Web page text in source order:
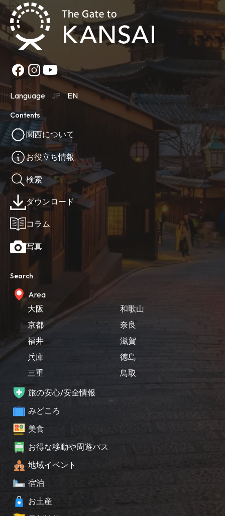
Language JP EN
Contents
関西について
お役立ち情報
検索
ダウンロード
コラム
写真
Search
Area
大阪
京都
福井
兵庫
三重
和歌山
奈良
滋賀
徳島
鳥取
旅の安心/安全情報
みどころ
美食
お得な移動や周遊パス
地域イベント
宿泊
お土産